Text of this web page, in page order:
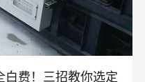
白费！三招教你选定